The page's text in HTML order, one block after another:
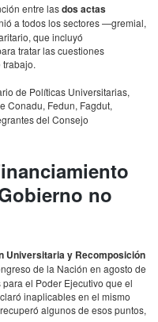
entre lasdos actas
a todos los sectores —gremial,
que incluyó
tratar las cuestiones
de Políticas Universitarias,
Conadu, Fedun, Fagdut,
del Consejo
no
Universitaria y Recomposición
de la Nación en agosto de
el Poder Ejecutivo que el
inaplicables en el mismo
algunos de esos puntos,